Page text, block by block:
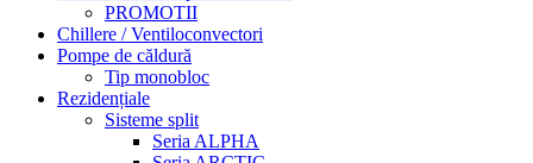
PROMOTII
Chillere / Ventiloconvectori
Pompe de căldură
Tip monobloc
Rezidențiale
Sisteme split
Seria ALPHA